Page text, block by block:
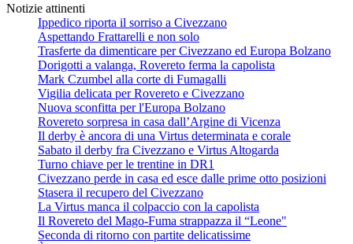
Notizie attinenti
Ippedico riporta il sorriso a Civezzano
Aspettando Frattarelli e non solo
Trasferte da dimenticare per Civezzano ed Europa Bolzano
Dorigotti a valanga, Rovereto ferma la capolista
Mark Czumbel alla corte di Fumagalli
Vigilia delicata per Rovereto e Civezzano
Nuova sconfitta per l'Europa Bolzano
Rovereto sorpresa in casa dall’Argine di Vicenza
Il derby è ancora di una Virtus determinata e corale
Sabato il derby fra Civezzano e Virtus Altogarda
Turno chiave per le trentine in DR1
Civezzano perde in casa ed esce dalle prime otto posizioni
Stasera il recupero del Civezzano
La Virtus manca il colpaccio con la capolista
Il Rovereto del Mago-Fuma strappazza il “Leone"
Seconda di ritorno con partite delicatissime